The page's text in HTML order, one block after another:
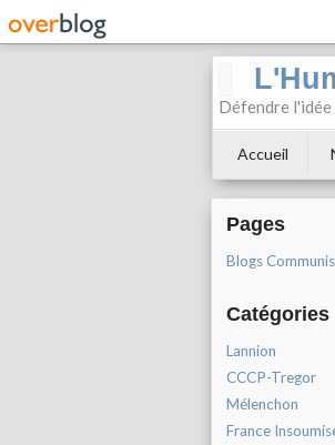
Défendre
Accueil
Pages
Blogs
Catégories
Lannion
CCCP-Tregor
Mélenchon
France